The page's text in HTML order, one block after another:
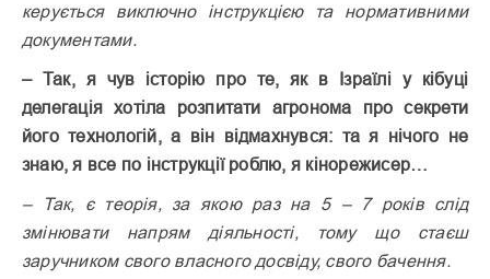
керується виключно інструкцією та нормативними
документами.
– Так, я чув історію про те, як в Ізраїлі у кібуці
делегація хотіла розпитати агронома про секрети
його технологій, а він відмахнувся: та я нічого не
знаю, я все по інструкції роблю, я кінорежисер…
– Так, є теорія, за якою раз на 5 – 7 років слід
змінювати напрям діяльності, тому що стаєш
заручником свого власного досвіду, свого бачення.